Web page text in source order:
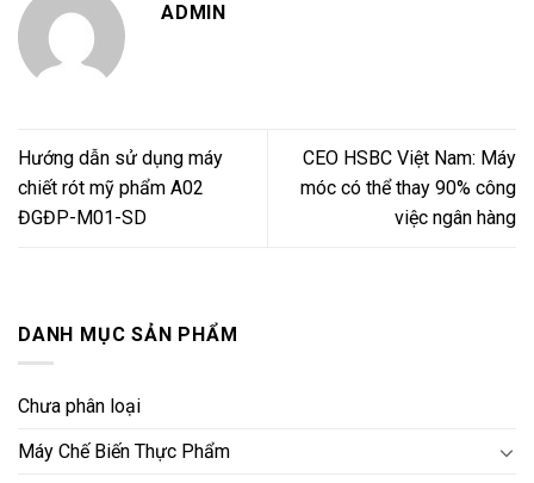
ADMIN
Hướng dẫn sử dụng máy
chiết rót mỹ phẩm A02
ĐGĐP-M01-SD
CEO HSBC Việt Nam: Máy
móc có thể thay 90% công
việc ngân hàng
DANH MỤC SẢN PHẨM
Chưa phân loại
Máy Chế Biến Thực Phẩm